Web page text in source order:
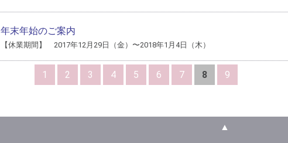
年末年始のご案内
【休業期間】 2017年12月29日（金）〜2018年1月4日（木）
1 2 3 4 5 6 7 8 9
▲